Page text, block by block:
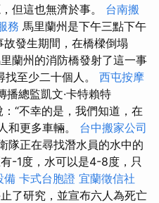
但這也無濟於事。 台南搬
務 馬里蘭州是下午三點下午
發生期間，在橋樑倒塌
蘭州的消防橋發射了這一事
至少二十個人。 西屯按摩
播總監凱文·卡特賴特
“不幸的是，我們知道，在
和更多車輛。 台中搬家公司
隊正在尋找潛水員的水中的
-1度，水可以是4-8度，只
備 卡式台胞證 宜蘭徵信社
了研究，並宣布六人為死亡